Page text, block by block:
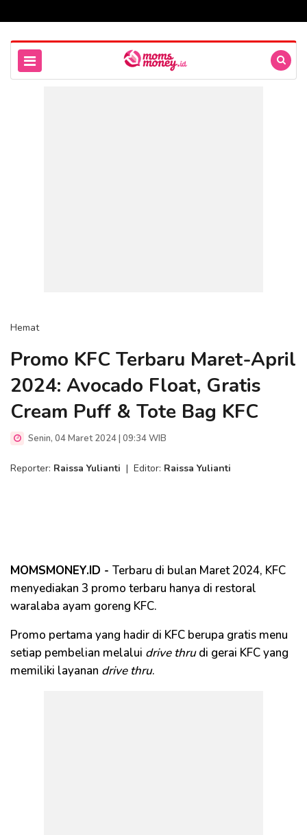
Hemat
Promo KFC Terbaru Maret-April
2024: Avocado Float, Gratis
Cream Puff & Tote Bag KFC
Senin, 04 Maret 2024 | 09:34 WIB
Reporter: Raissa Yulianti | Editor: Raissa Yulianti
MOMSMONEY.ID - Terbaru di bulan Maret 2024, KFC
menyediakan 3 promo terbaru hanya di restoral
waralaba ayam goreng KFC.
Promo pertama yang hadir di KFC berupa gratis menu
setiap pembelian melalui drive thrudi gerai KFC yang
memiliki layanan drive thru.